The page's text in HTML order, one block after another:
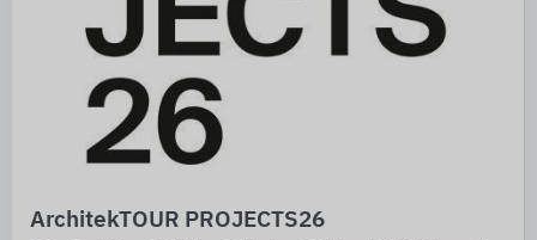
ArchitekTOUR PROJECTS26